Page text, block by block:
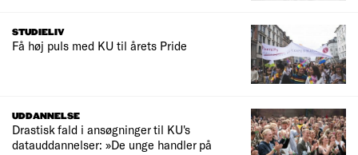
STUDIELIV
Få høj puls med KU til årets Pride
UDDANNELSE
Drastisk fald i ansøgninger til KU's
datauddannelser: »De unge handler på